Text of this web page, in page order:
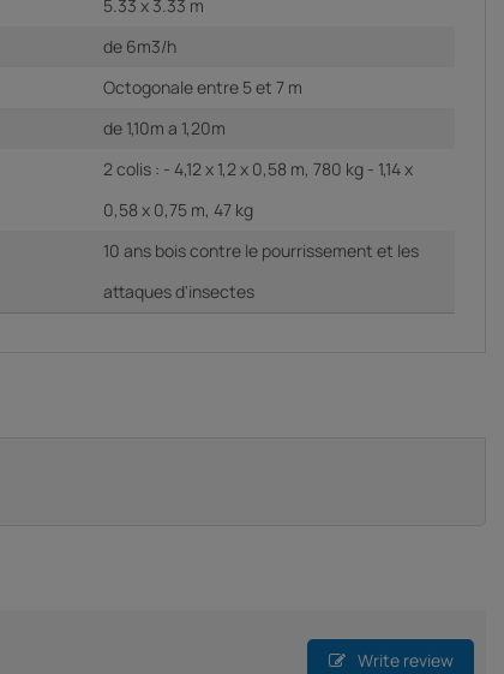
5.33 x 3.33 m
de 6m3/h
Octogonale entre 5 et 7 m
de 1,10m a 1,20m
2 colis : - 4,12 x 1,2 x 0,58 m, 780 kg - 1,14 x
0,58 x 0,75 m, 47 kg
10 ans bois contre le pourrissement et les
attaques d'insectes
Write review